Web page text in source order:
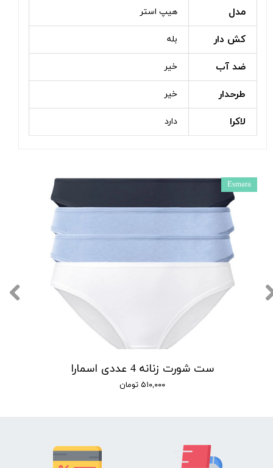
مدل هیپ استر
کش دار بله
ضد آب خیر
طرحدار خیر
لاکرا دارد
ست شورت زنانه 4 عددی اسمارا
۵۱۰,۰۰۰ تومان
Esmara